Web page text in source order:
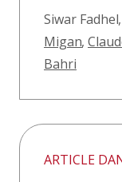
Siwar Fadhel,
Migan,
Bahri
ARTICLE